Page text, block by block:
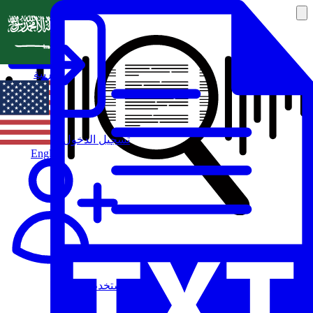
تسجيل الدخول
مستخدم جديد
العربية
English